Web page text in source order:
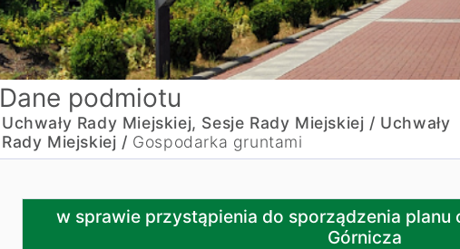
Dane podmiotu
Uchwały Rady Miejskiej, Sesje Rady Miejskiej / Uchwały
Rady Miejskiej / Gospodarka gruntami
w sprawie przystąpienia do sporządzenia planu ogólnego
w sprawie przystąpienia do sporządzenia planu
Górnicza